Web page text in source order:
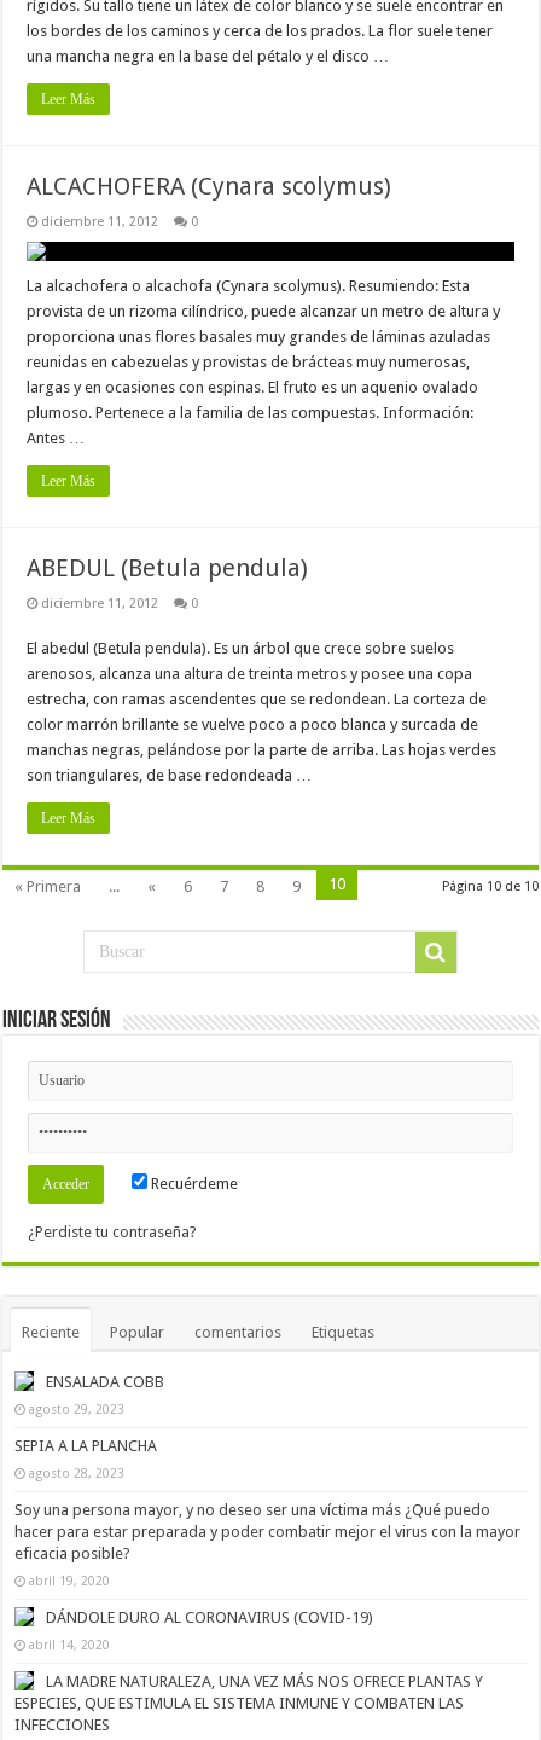
rígidos. Su tallo tiene un látex de color blanco y se suele encontrar en
los bordes de los caminos y cerca de los prados. La flor suele tener
una mancha negra en la base del pétalo y el disco …
Leer Más
ALCACHOFERA (Cynara scolymus)
diciembre 11, 2012 0
La alcachofera o alcachofa (Cynara scolymus). Resumiendo: Esta
provista de un rizoma cilíndrico, puede alcanzar un metro de altura y
proporciona unas flores basales muy grandes de láminas azuladas
reunidas en cabezuelas y provistas de brácteas muy numerosas,
largas y en ocasiones con espinas. El fruto es un aquenio ovalado
plumoso. Pertenece a la familia de las compuestas. Información:
Antes …
Leer Más
ABEDUL (Betula pendula)
diciembre 11, 2012 0
El abedul (Betula pendula). Es un árbol que crece sobre suelos
arenosos, alcanza una altura de treinta metros y posee una copa
estrecha, con ramas ascendentes que se redondean. La corteza de
color marrón brillante se vuelve poco a poco blanca y surcada de
manchas negras, pelándose por la parte de arriba. Las hojas verdes
son triangulares, de base redondeada …
Leer Más
Página 10 de 10
« Primera ... « 6 7 8 9 10
Iniciar Sesión
Recuérdeme
¿Perdiste tu contraseña?
Reciente Popular comentarios Etiquetas
ENSALADA COBB
agosto 29, 2023
SEPIA A LA PLANCHA
agosto 28, 2023
Soy una persona mayor, y no deseo ser una víctima más ¿Qué puedo
hacer para estar preparada y poder combatir mejor el virus con la mayor
eficacia posible?
abril 19, 2020
DÁNDOLE DURO AL CORONAVIRUS (COVID-19)
abril 14, 2020
LA MADRE NATURALEZA, UNA VEZ MÁS NOS OFRECE PLANTAS Y
ESPECIES, QUE ESTIMULA EL SISTEMA INMUNE Y COMBATEN LAS
INFECCIONES